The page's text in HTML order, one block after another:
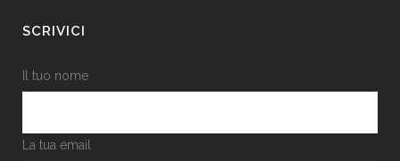
SCRIVICI
Il tuo nome
La tua email